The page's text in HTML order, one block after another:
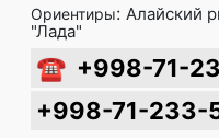
Ориентиры: Алайский
"Лада"
☎ +998-71-
+998-71-233-